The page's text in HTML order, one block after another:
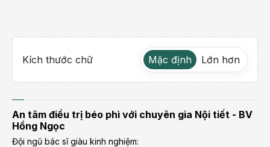
Kích thước chữ Mặc định Lớn hơn
An tâm điều trị béo phì với chuyên gia Nội tiết - BV
Hồng Ngọc
Đội ngũ bác sĩ giàu kinh nghiệm: